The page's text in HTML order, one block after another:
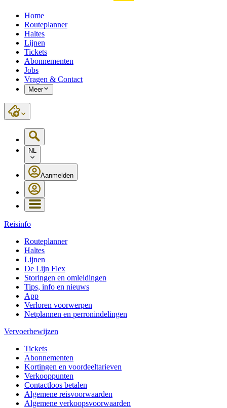
Home
Routeplanner
Haltes
Lijnen
Tickets
Abonnementen
Jobs
Vragen & Contact
Meer
NL
Aanmelden
Reisinfo
Routeplanner
Haltes
Lijnen
De Lijn Flex
Storingen en omleidingen
Tips, info en nieuws
App
Verloren voorwerpen
Netplannen en perronindelingen
Vervoerbewijzen
Tickets
Abonnementen
Kortingen en voordeeltarieven
Verkooppunten
Contactloos betalen
Algemene reisvoorwaarden
Algemene verkoopsvoorwaarden